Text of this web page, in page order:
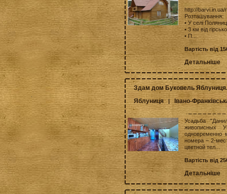
http://
Розташування:
• У селі
• 3 км від
• П...
Вартість від
Детальніше
Здам дом Буковель Яблуниця.
Яблуниця |Івано-
Усадьба
живописных
одновременно
номера – 2-
цветной тел...
Вартість від
Детальніше